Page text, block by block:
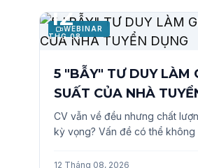
WEBINAR
12
THG 08
5 "BẪY" TƯ DUY LÀM
SUẤT CỦA NHÀ
CV vẫn về đều nhưng chất
kỳ vọng? Vấn đề có thể không
chính quy trình tuyển dụng. 5
12 Tháng 08, 2026